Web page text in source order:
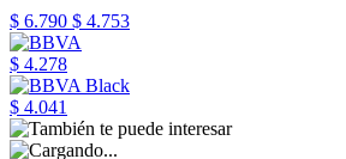
$ 6.790 $ 4.753
$ 4.278
$ 4.041